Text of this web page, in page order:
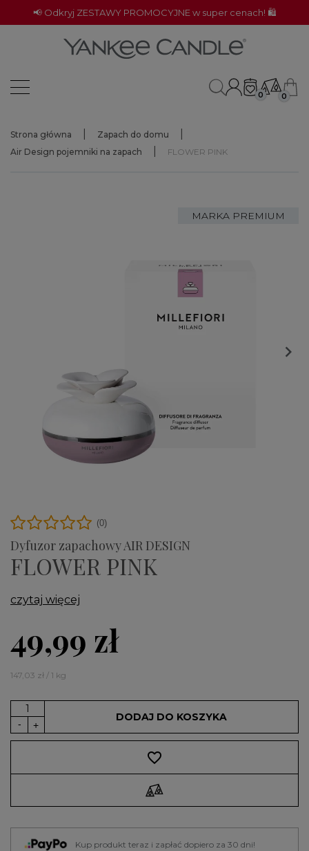
📢 Odkryj ZESTAWY PROMOCYJNE w super cenach! 🛍️
0 0
Strona główna
Zapach do domu
Air Design pojemniki na zapach
FLOWER PINK
MARKA PREMIUM

Dyfuzor zapachowy AIR DESIGN
FLOWER PINK
(0)
czytaj więcej
49,99 zł
147,03 zł / 1 kg
DODAJ DO KOSZYKA
favorite_border
Kup produkt teraz i zapłać dopiero za 30 dni!